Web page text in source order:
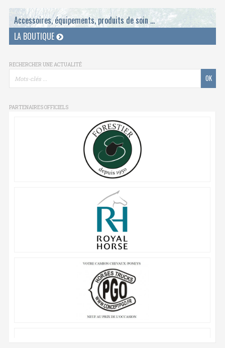
Accessoires, équipements, produits de soin ...
LA BOUTIQUE
RECHERCHER UNE ACTUALITÉ
PARTENAIRES OFFICIELS